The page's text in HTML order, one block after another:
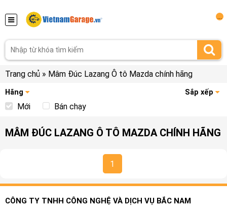
Trang chủ » Mâm Đúc Lazang Ô tô Mazda chính hãng
Hãng Sắp xếp
Mới Bán chạy
MÂM ĐÚC LAZANG Ô TÔ MAZDA CHÍNH HÃNG
1
CÔNG TY TNHH CÔNG NGHỆ VÀ DỊCH VỤ BẮC NAM